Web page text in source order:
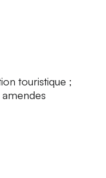
touristique ;